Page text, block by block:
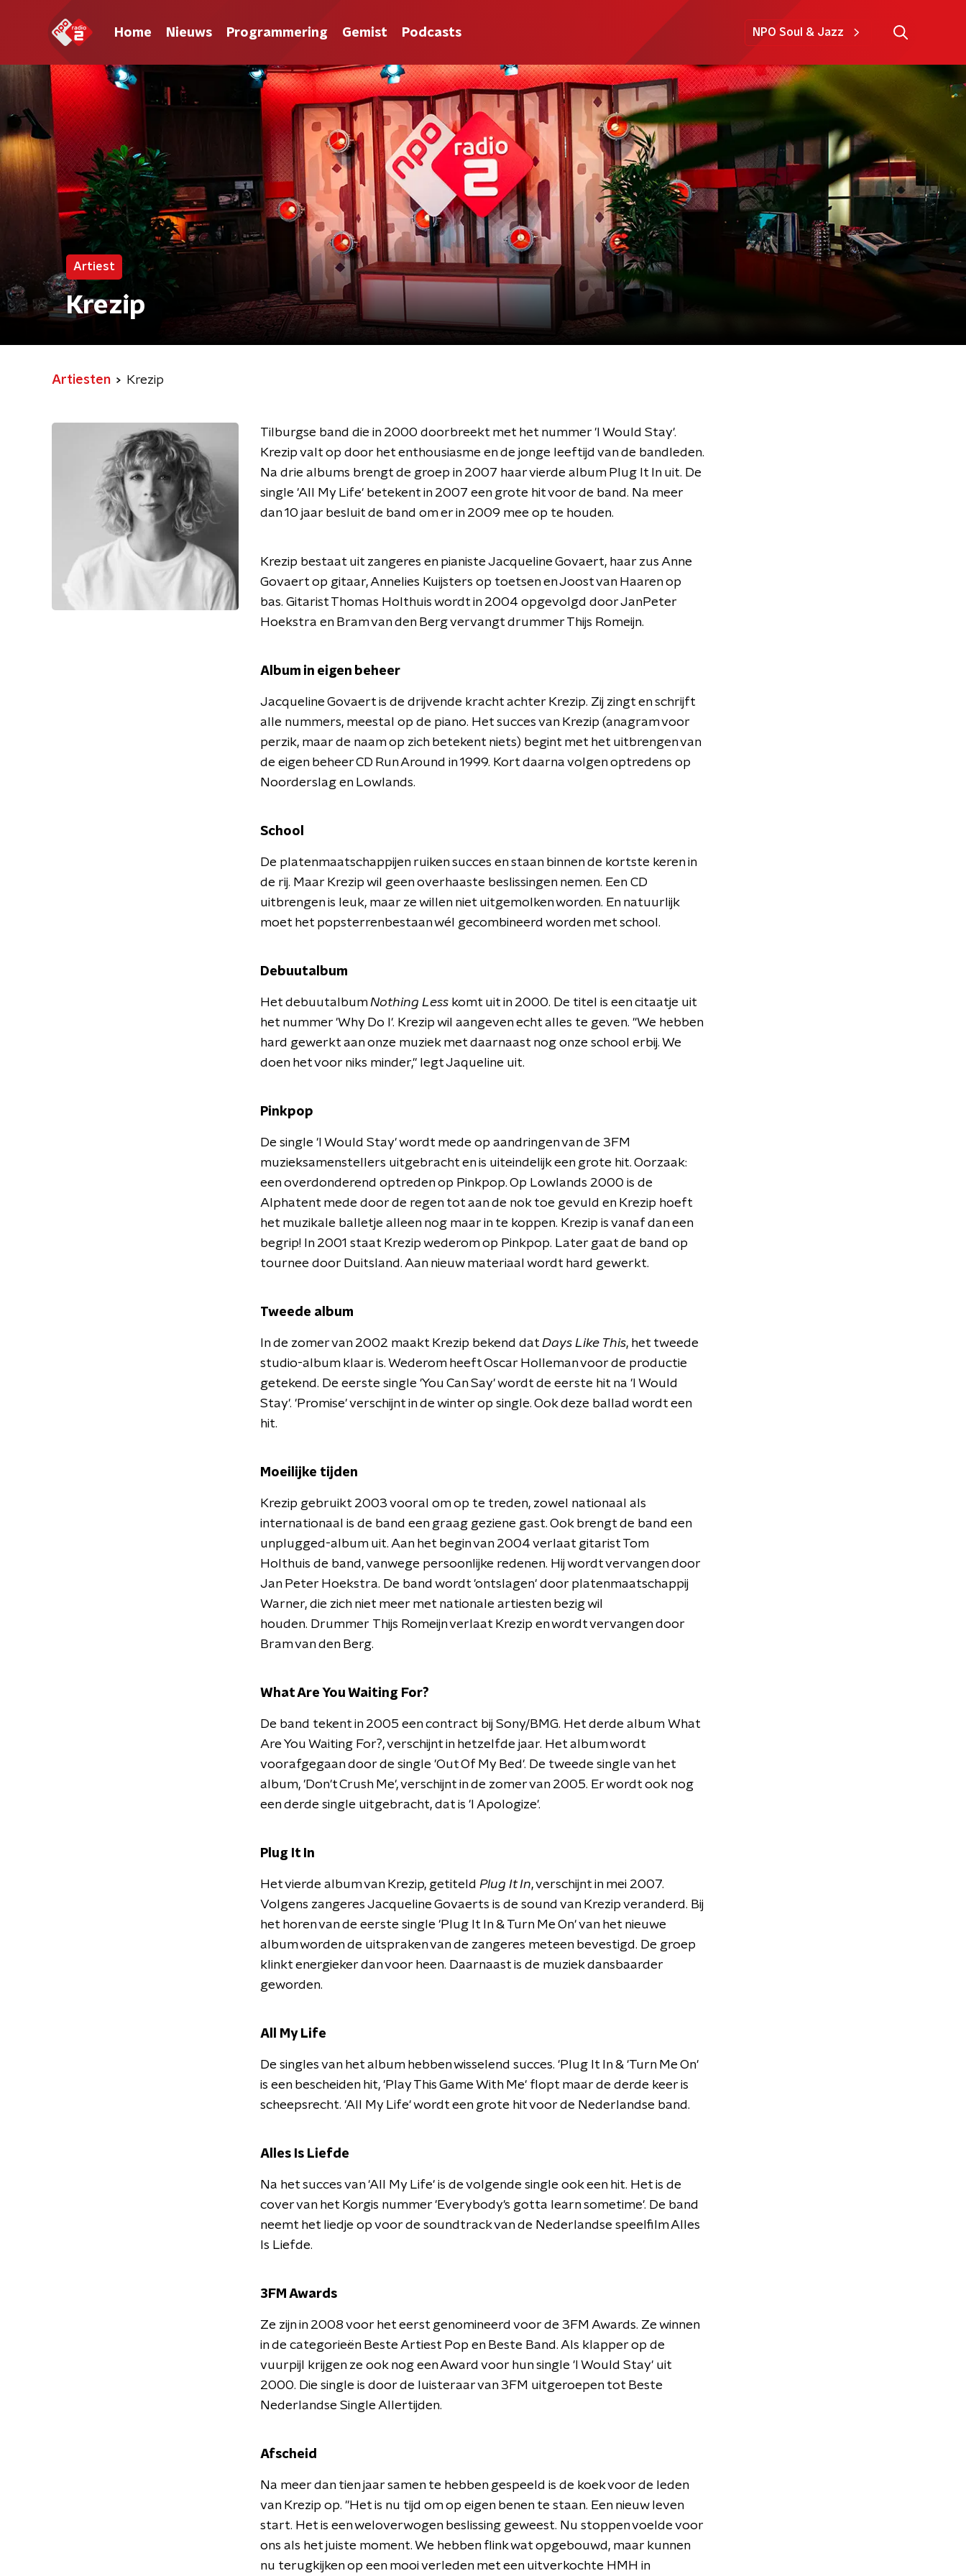
Home Nieuws Programmering Gemist Podcasts NPO Soul & Jazz
Artiest
Krezip
Artiesten Krezip
Tilburgse band die in 2000 doorbreekt met het nummer 'I Would Stay'.
Krezip valt op door het enthousiasme en de jonge leeftijd van de bandleden.
Na drie albums brengt de groep in 2007 haar vierde album Plug It In uit. De
single 'All My Life' betekent in 2007 een grote hit voor de band. Na meer
dan 10 jaar besluit de band om er in 2009 mee op te houden.
Krezip bestaat uit zangeres en pianiste Jacqueline Govaert, haar zus Anne
Govaert op gitaar, Annelies Kuijsters op toetsen en Joost van Haaren op
bas. Gitarist Thomas Holthuis wordt in 2004 opgevolgd door JanPeter
Hoekstra en Bram van den Berg vervangt drummer Thijs Romeijn.
Album in eigen beheer
Jacqueline Govaert is de drijvende kracht achter Krezip. Zij zingt en schrijft
alle nummers, meestal op de piano. Het succes van Krezip (anagram voor
perzik, maar de naam op zich betekent niets) begint met het uitbrengen van
de eigen beheer CD Run Around in 1999. Kort daarna volgen optredens op
Noorderslag en Lowlands.
School
De platenmaatschappijen ruiken succes en staan binnen de kortste keren in
de rij. Maar Krezip wil geen overhaaste beslissingen nemen. Een CD
uitbrengen is leuk, maar ze willen niet uitgemolken worden. En natuurlijk
moet het popsterrenbestaan wél gecombineerd worden met school.
Debuutalbum
Het debuutalbumNothing Less komt uit in 2000. De titel is een citaatje uit
het nummer 'Why Do I'. Krezip wil aangeven echt alles te geven. "We hebben
hard gewerkt aan onze muziek met daarnaast nog onze school erbij. We
doen het voor niks minder," legt Jaqueline uit.
Pinkpop
De single 'I Would Stay' wordt mede op aandringen van de 3FM
muzieksamenstellers uitgebracht en is uiteindelijk een grote hit. Oorzaak:
een overdonderend optreden op Pinkpop. Op Lowlands 2000 is de
Alphatent mede door de regen tot aan de nok toe gevuld en Krezip hoeft
het muzikale balletje alleen nog maar in te koppen. Krezip is vanaf dan een
begrip! In 2001 staat Krezip wederom op Pinkpop. Later gaat de band op
tournee door Duitsland. Aan nieuw materiaal wordt hard gewerkt.
Tweede album
In de zomer van 2002 maakt Krezip bekend dat Days Like This, het tweede
studio-album klaar is. Wederom heeft Oscar Holleman voor de productie
getekend. De eerste single 'You Can Say' wordt de eerste hit na 'I Would
Stay'. 'Promise' verschijnt in de winter op single. Ook deze ballad wordt een
hit.
Moeilijke tijden
Krezip gebruikt 2003 vooral om op te treden, zowel nationaal als
internationaal is de band een graag geziene gast. Ook brengt de band een
unplugged-album uit. Aan het begin van 2004 verlaat gitarist Tom
Holthuis de band, vanwege persoonlijke redenen. Hij wordt vervangen door
Jan Peter Hoekstra. De band wordt 'ontslagen' door platenmaatschappij
Warner, die zich niet meer met nationale artiesten bezig wil
houden. Drummer Thijs Romeijn verlaat Krezip en wordt vervangen door
Bram van den Berg.
What Are You Waiting For?
De band tekent in 2005 een contract bij Sony/BMG. Het derde album What
Are You Waiting For?, verschijnt in hetzelfde jaar. Het album wordt
voorafgegaan door de single 'Out Of My Bed'. De tweede single van het
album, 'Don't Crush Me', verschijnt in de zomer van 2005. Er wordt ook nog
een derde single uitgebracht, dat is 'I Apologize'.
Plug It In
Het vierde album van Krezip, getiteld Plug It In, verschijnt in mei 2007.
Volgens zangeres Jacqueline Govaerts is de sound van Krezip veranderd. Bij
het horen van de eerste single 'Plug It In & Turn Me On' van het nieuwe
album worden de uitspraken van de zangeres meteen bevestigd. De groep
klinkt energieker dan voor heen. Daarnaast is de muziek dansbaarder
geworden.
All My Life
De singles van het album hebben wisselend succes. 'Plug It In & 'Turn Me On'
is een bescheiden hit, 'Play This Game With Me' flopt maar de derde keer is
scheepsrecht. 'All My Life' wordt een grote hit voor de Nederlandse band.
Alles Is Liefde
Na het succes van 'All My Life' is de volgende single ook een hit. Het is de
cover van het Korgis nummer 'Everybody's gotta learn sometime'. De band
neemt het liedje op voor de soundtrack van de Nederlandse speelfilm Alles
Is Liefde.
3FM Awards
Ze zijn in 2008 voor het eerst genomineerd voor de 3FM Awards. Ze winnen
in de categorieën Beste Artiest Pop en Beste Band. Als klapper op de
vuurpijl krijgen ze ook nog een Award voor hun single 'I Would Stay' uit
2000. Die single is door de luisteraar van 3FM uitgeroepen tot Beste
Nederlandse Single Allertijden.
Afscheid
Na meer dan tien jaar samen te hebben gespeeld is de koek voor de leden
van Krezip op. "Het is nu tijd om op eigen benen te staan. Een nieuw leven
start. Het is een weloverwogen beslissing geweest. Nu stoppen voelde voor
ons als het juiste moment. We hebben flink wat opgebouwd, maar kunnen
nu terugkijken op een mooi verleden met een uitverkochte HMH in